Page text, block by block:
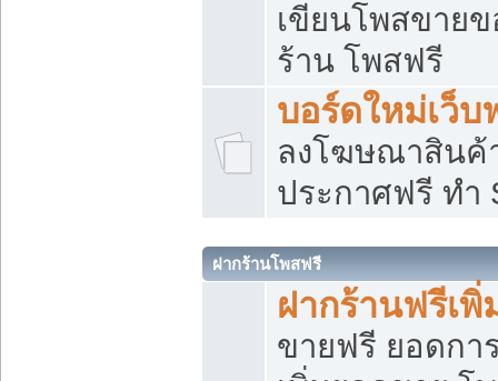
เขียนโพสขาย
ร้าน โพสฟรี
บอร์ดใหม่เว็บ
ลงโฆษณาสิน
ประกาศฟรี ทำ
ฝากร้านโพสฟรี
ฝากร้านฟรีเ
ขายฟรี ยอดกา